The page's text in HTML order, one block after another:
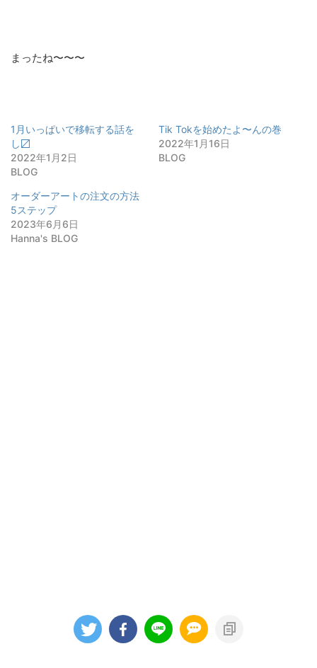
まったね〜〜〜
1月いっぱいで移転する話を
し〼
2022年1月2日
BLOG
Tik Tokを始めたよ〜んの巻
2022年1月16日
BLOG
オーダーアートの注文の方法
5ステップ
2023年6月6日
Hanna's BLOG